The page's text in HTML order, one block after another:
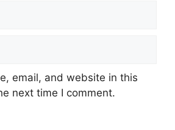
email, and website in this
next time I comment.